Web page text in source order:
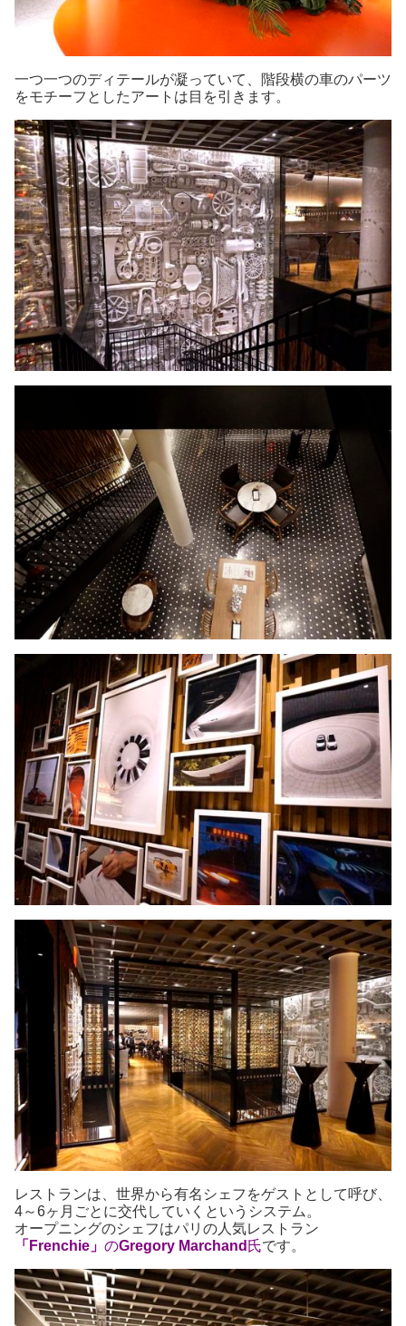
一つ一つのディテールが凝っていて、階段横の車のパーツ
をモチーフとしたアートは目を引きます。
レストランは、世界から有名シェフをゲストとして呼び、
4～6ヶ月ごとに交代していくというシステム。
オープニングのシェフはパリの人気レストラン
「Frenchie」 のGregory Marchand 氏です。